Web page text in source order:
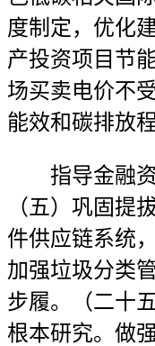
度制定，优化
产投资项目节
场买卖电价不
能效和碳排放
指导金融资
（五）巩固提
件供应链系统
加强垃圾分类
步履。（二十
根本研究。做